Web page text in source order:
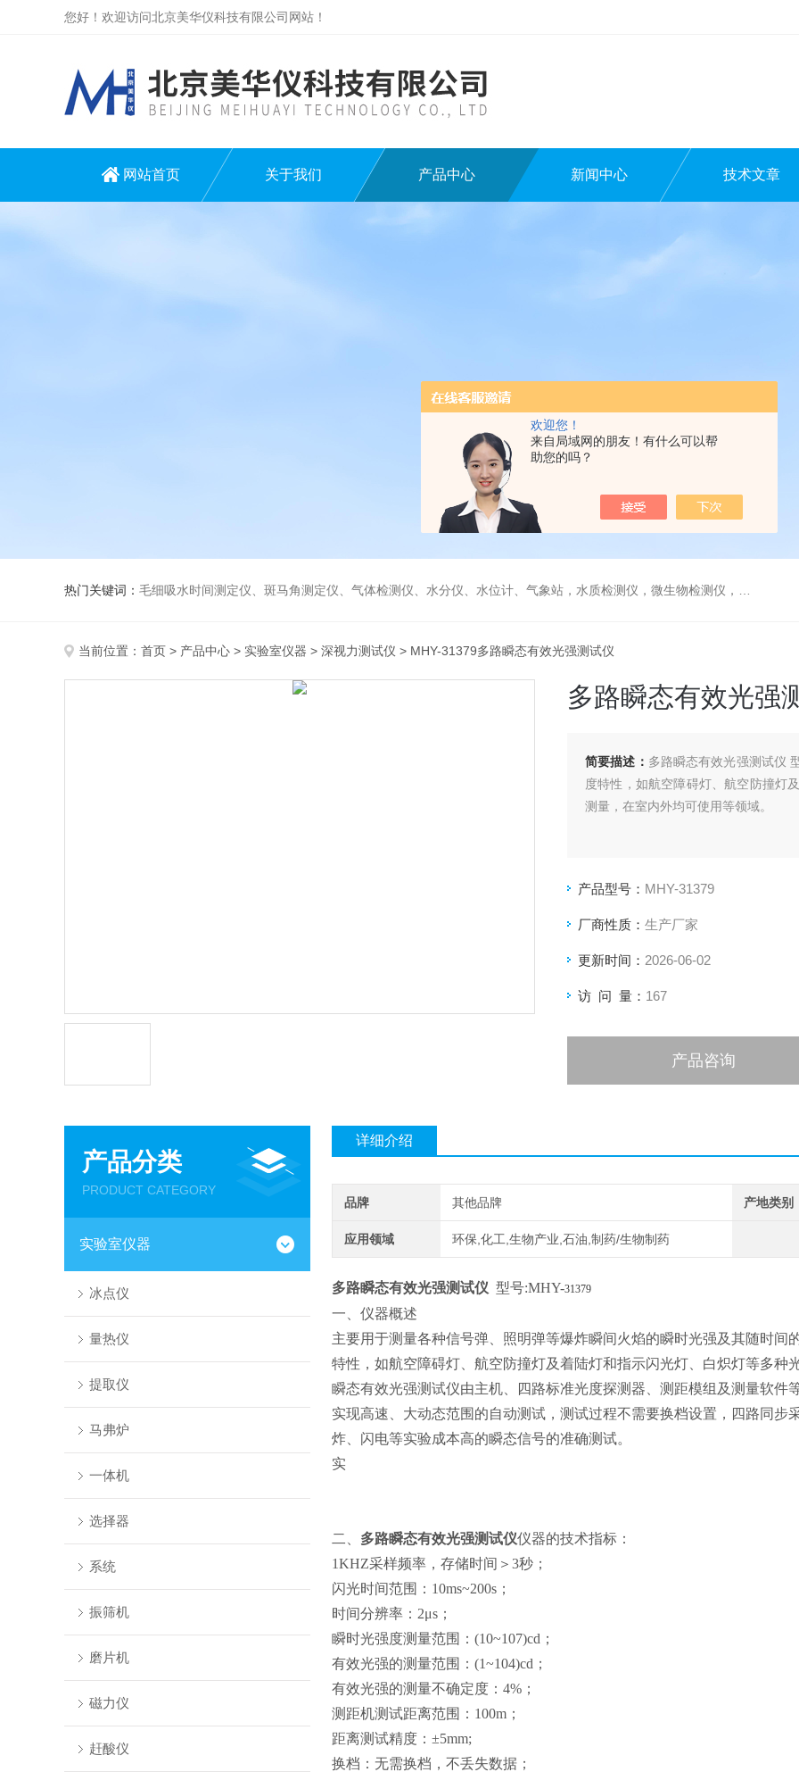
欢迎您！
来自局域网的朋友！有什么可以帮
助您的吗？
您好！欢迎访问北京美华仪科技有限公司网站！
网站首页 关于我们 产品中心 新闻中心 技术文章
热门关键词： 毛细吸水时间测定仪、斑马角测定仪、气体检测仪、水分仪、水位计、气象站，水质检测仪，微生物检测仪，气体检测仪
当前位置： 首页 > 产品中心 > 实验室仪器 > 深视力测试仪 > MHY-31379多路瞬态有效光强测试仪
多路瞬态有效光强
简要描述： 多路瞬态有效光强测试仪
度特性，如航空障碍灯、航空防撞灯
测量，在室内外均可使用等领域。
产品型号： MHY-31379
厂商性质： 生产厂家
更新时间： 2026-06-02
访 问 量： 167
产品咨询
产品分类
PRODUCT CATEGORY
实验室仪器
冰点仪
量热仪
提取仪
马弗炉
一体机
选择器
系统
振筛机
磨片机
磁力仪
赶酸仪
详细介绍
品牌 其他品牌 产地类别
应用领域 环保,化工,生物产业,石油,制药/生物制药
多路瞬态有效光强测试仪 型号:MHY-31379
一、仪器概述
主要用于测量各种信号弹、照明弹等爆炸瞬间火焰的瞬时光强及其随时
特性，如航空障碍灯、航空防撞灯及着陆灯和指示闪光灯、白炽灯等多种
瞬态有效光强测试仪由主机、四路标准光度探测器、测距模组及测量软件
实现高速、大动态范围的自动测试，测试过程不需要换档设置，四路同
炸、闪电等实验成本高的瞬态信号的准确测试。
实
二、 多路瞬态有效光强测试仪仪器的技术指标：
1KHZ采样频率，存储时间＞ 3秒；
闪光时间范围： 10ms~200s ；
时间分辨率： 2μs ；
瞬时光强度测量范围： (10~107)cd ；
有效光强的测量范围： (1~104)cd ；
有效光强的测量不确定度： 4% ；
测距机测试距离范围： 100m ；
距离测试精度： ±5mm;
换档：无需换档，不丢失数据；